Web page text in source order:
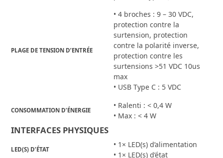
PLAGE DE TENSION D’ENTRÉE
• 4 broches : 9 – 30 VDC,
protection contre la
surtension, protection
contre la polarité inverse,
protection contre les
surtensions >51 VDC 10us
max
• USB Type C : 5 VDC
CONSOMMATION D’ÉNERGIE
• Ralenti : < 0,4 W
• Max : < 4 W
INTERFACES PHYSIQUES
LED(S) D’ÉTAT
• 1× LED(s) d’alimentation
• 1× LED(s) d’état